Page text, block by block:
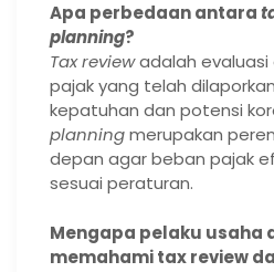
Apa perbedaan antara
planning?
Tax reviewadalah evaluasi
pajak yang telah
kepatuhan dan potensi
planningmerupakan
depan agar beban pajak
sesuai peraturan.
Mengapa pelaku usaha
memahami tax review